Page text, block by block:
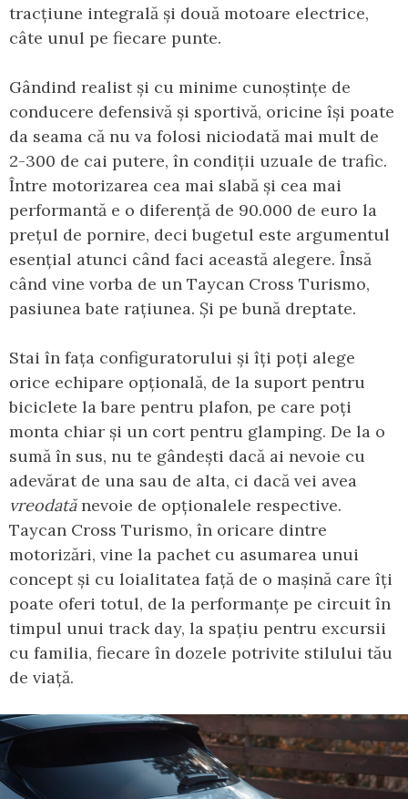
tracțiune integrală și două motoare electrice,
câte unul pe fiecare punte.
Gândind realist și cu minime cunoștințe de
conducere defensivă și sportivă, oricine își poate
da seama că nu va folosi niciodată mai mult de
2-300 de cai putere, în condiții uzuale de trafic.
Între motorizarea cea mai slabă și cea mai
performantă e o diferență de 90.000 de euro la
prețul de pornire, deci bugetul este argumentul
esențial atunci când faci această alegere. Însă
când vine vorba de un Taycan Cross Turismo,
pasiunea bate rațiunea. Și pe bună dreptate.
Stai în fața configuratorului și îți poți alege
orice echipare opțională, de la suport pentru
biciclete la bare pentru plafon, pe care poți
monta chiar și un cort pentru glamping. De la o
sumă în sus, nu te gândești dacă ai nevoie cu
adevărat de una sau de alta, ci dacă vei avea
vreodatănevoie de opționalele respective.
Taycan Cross Turismo, în oricare dintre
motorizări, vine la pachet cu asumarea unui
concept și cu loialitatea față de o mașină care îți
poate oferi totul, de la performanțe pe circuit în
timpul unui track day, la spațiu pentru excursii
cu familia, fiecare în dozele potrivite stilului tău
de viață.